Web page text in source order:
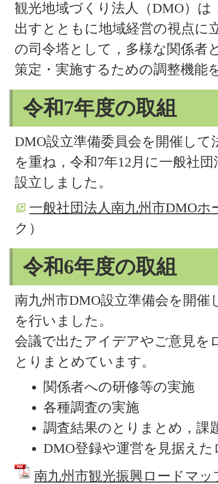
観光地域づくり法人（DMO）
出すとともに地域経営の視点に
の司令塔として，多様な関係者
策定・実施するための調整機能
令和7年度の取組
DMO設立準備委員会を開催して
を重ね，令和7年12月に一般社
設立しました。
一般社団法人南九州市DMOホ
ク）
令和6年度の取組
南九州市DMO設立準備会を開催
を行いました。
会議で出たアイデアやご意見を
とりまとめています。
関係者への研修等の実施
各種調査の実施
調査結果のとりまとめ，課
DMO登録や運営を見据え
南九州市観光振興ロードマッ